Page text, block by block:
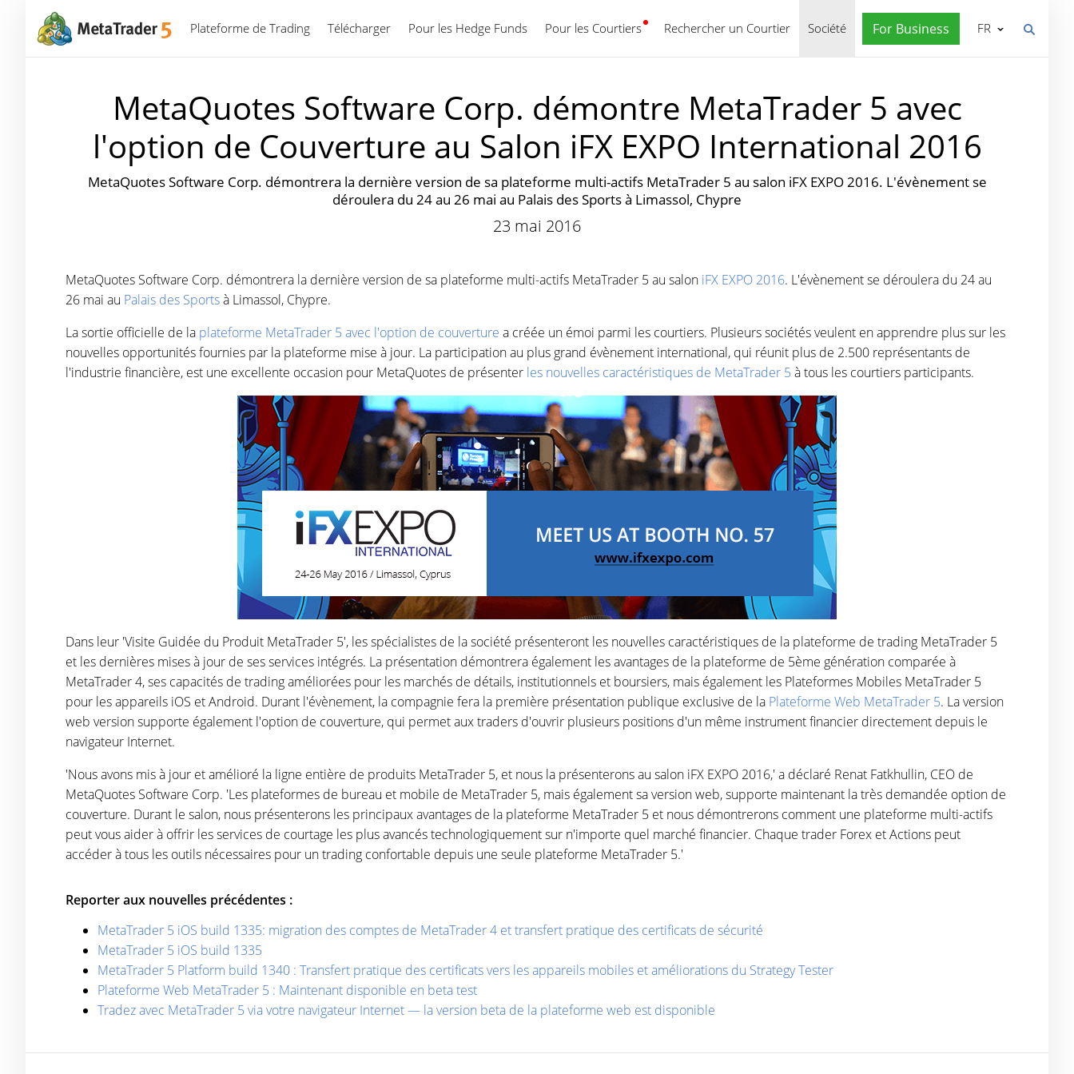
Plateforme de Trading Télécharger Pour les Hedge Funds Pour les Courtiers Rechercher un Courtier Société For Business
Français FR
MetaQuotes Software Corp. démontre MetaTrader 5 avec
l'option de Couverture au Salon iFX EXPO International 2016
MetaQuotes Software Corp. démontrera la dernière version de sa plateforme multi-actifs MetaTrader 5 au salon iFX EXPO 2016. L'évènement se
déroulera du 24 au 26 mai au Palais des Sports à Limassol, Chypre
23 mai 2016
MetaQuotes Software Corp. démontrera la dernière version de sa plateforme multi-actifs MetaTrader 5 au salon iFX EXPO 2016. L'évènement se déroulera du 24 au
26 mai au Palais des Sportsà Limassol, Chypre.
La sortie officielle de la plateforme MetaTrader 5 avec l'option de couverture a créée un émoi parmi les courtiers. Plusieurs sociétés veulent en apprendre plus sur les
nouvelles opportunités fournies par la plateforme mise à jour. La participation au plus grand évènement international, qui réunit plus de 2.500 représentants de
l'industrie financière, est une excellente occasion pour MetaQuotes de présenter les nouvelles caractéristiques de MetaTrader 5 à tous les courtiers participants.
Dans leur 'Visite Guidée du Produit MetaTrader 5', les spécialistes de la société présenteront les nouvelles caractéristiques de la plateforme de trading MetaTrader 5
et les dernières mises à jour de ses services intégrés. La présentation démontrera également les avantages de la plateforme de 5ème génération comparée à
MetaTrader 4, ses capacités de trading améliorées pour les marchés de détails, institutionnels et boursiers, mais également les Plateformes Mobiles MetaTrader 5
pour les appareils iOS et Android. Durant l'évènement, la compagnie fera la première présentation publique exclusive de la Plateforme Web MetaTrader 5. La version
web version supporte également l'option de couverture, qui permet aux traders d'ouvrir plusieurs positions d'un même instrument financier directement depuis le
navigateur Internet.
'Nous avons mis à jour et amélioré la ligne entière de produits MetaTrader 5, et nous la présenterons au salon iFX EXPO 2016,' a déclaré Renat Fatkhullin, CEO de
MetaQuotes Software Corp. 'Les plateformes de bureau et mobile de MetaTrader 5, mais également sa version web, supporte maintenant la très demandée option de
couverture. Durant le salon, nous présenterons les principaux avantages de la plateforme MetaTrader 5 et nous démontrerons comment une plateforme multi-actifs
peut vous aider à offrir les services de courtage les plus avancés technologiquement sur n'importe quel marché financier. Chaque trader Forex et Actions peut
accéder à tous les outils nécessaires pour un trading confortable depuis une seule plateforme MetaTrader 5.'
Reporter aux nouvelles précédentes :
MetaTrader 5 iOS build 1335: migration des comptes de MetaTrader 4 et transfert pratique des certificats de sécurité
MetaTrader 5 iOS build 1335
MetaTrader 5 Platform build 1340 : Transfert pratique des certificats vers les appareils mobiles et améliorations du Strategy Tester
Plateforme Web MetaTrader 5 : Maintenant disponible en beta test
Tradez avec MetaTrader 5 via votre navigateur Internet — la version beta de la plateforme web est disponible